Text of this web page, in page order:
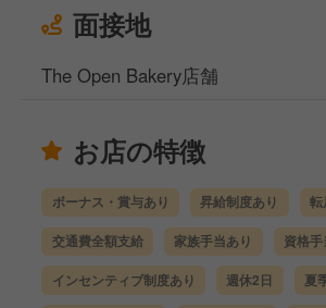
面接地
The Open Bakery店舗
お店の特徴
ボーナス・賞与あり 昇給制度あり 転
交通費全額支給 家族手当あり 資格手
インセンティブ制度あり 週休2日 夏